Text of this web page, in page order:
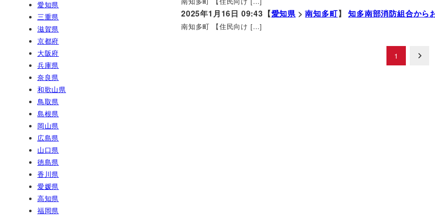
2025年1月16日 09:43【愛知県 >南知多町】知多南部消防組合から
南知多町 【住民向け […]
1
愛知県
三重県
滋賀県
京都府
大阪府
兵庫県
奈良県
和歌山県
鳥取県
島根県
岡山県
広島県
山口県
徳島県
香川県
愛媛県
高知県
福岡県